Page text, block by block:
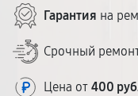
Гарантия на
Срочный
Цена от 400